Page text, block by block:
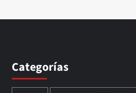
Categorías